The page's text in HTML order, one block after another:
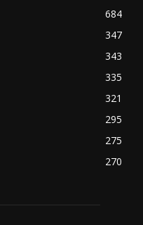
684
347
343
335
321
295
275
270